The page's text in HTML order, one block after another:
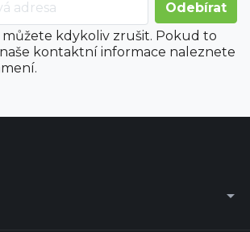
kdykoliv zrušit. Pokud to
kontaktní informace naleznete
arrow_drop_down